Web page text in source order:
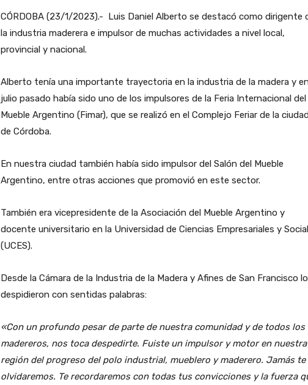
CÓRDOBA (23/1/2023).- Luis Daniel Alberto se destacó como dirigente
la industria maderera e impulsor de muchas actividades a nivel local,
provincial y nacional.
Alberto tenía una importante trayectoria en la industria de la madera y
julio pasado había sido uno de los impulsores de la Feria Internacional del
Mueble Argentino (Fimar), que se realizó en el Complejo Feriar de la
de Córdoba.
En nuestra ciudad también había sido impulsor del Salón del Mueble
Argentino, entre otras acciones que promovió en este sector.
También era vicepresidente de la Asociación del Mueble Argentino y
docente universitario en la Universidad de Ciencias Empresariales y
(UCES).
Desde la Cámara de la Industria de la Madera y Afines de San Francisco lo
despidieron con sentidas palabras:
«Con un profundo pesar de parte de nuestra comunidad y de todos los
madereros, nos toca despedirte. Fuiste un impulsor y motor en nuestra
región del progreso del polo industrial, mueblero y maderero. Jamás te
olvidaremos. Te recordaremos con todas tus convicciones y la fuerza